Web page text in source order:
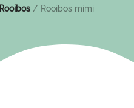
Rooibos/ Rooibos mimi